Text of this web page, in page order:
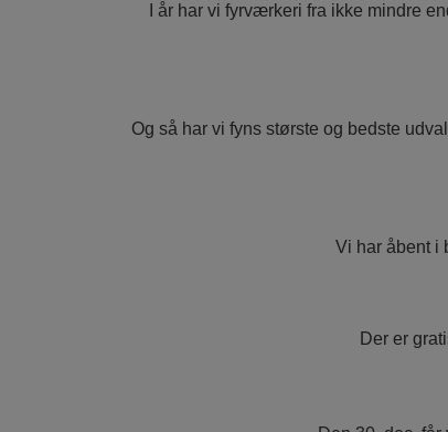
I år har vi fyrværkeri fra ikke mindre
Og så har vi fyns største og bedste
Vi har åbent i
Der er